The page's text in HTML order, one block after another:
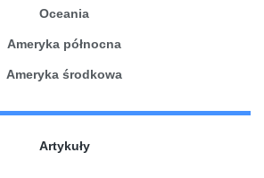
Oceania
Ameryka północna
Ameryka środkowa
Artykuły